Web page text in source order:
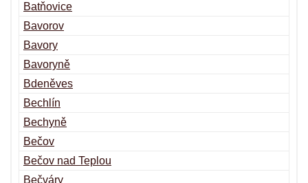
Batňovice
Bavorov
Bavory
Bavoryně
Bdeněves
Bechlín
Bechyně
Bečov
Bečov nad Teplou
Bečváry